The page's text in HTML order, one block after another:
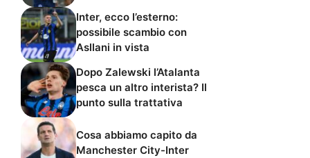
Inter, ecco l’esterno:
possibile scambio con
Asllani in vista
Dopo Zalewski l’Atalanta
pesca un altro interista? Il
punto sulla trattativa
Cosa abbiamo capito da
Manchester City-Inter